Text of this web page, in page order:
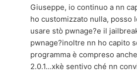
Giuseppe, io continuo a nn
ho customizzato nulla, posso
usare stò pwnage?e il
pwnage?inoltre nn ho capito
programma è compreso
2.0.1...xkè sentivo ché nn